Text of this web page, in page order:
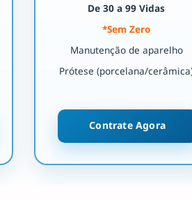
De 30 a 99 Vidas
*Sem Zero
Manutenção de aparelho
Prótese (porcelana/
Contrate Agora